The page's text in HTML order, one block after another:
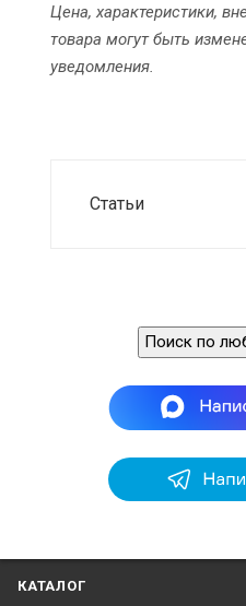
Цена, характеристики,
товара могут быть
уведомления.
Статьи
Поиск по
КАТАЛОГ